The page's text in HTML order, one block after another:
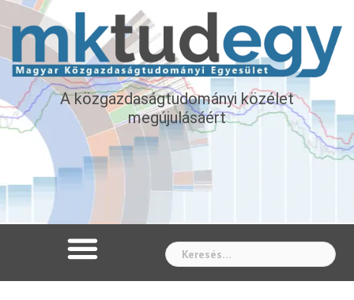
A közgazdaságtudományi közélet
megújulásáért